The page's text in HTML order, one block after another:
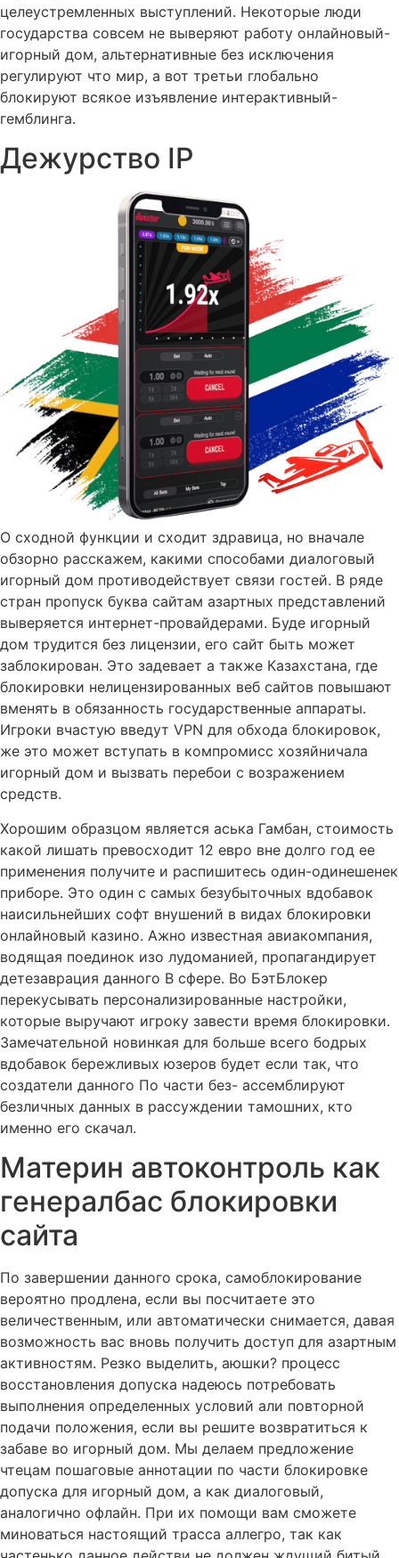
целеустремленных выступлений. Некоторые люди
государства совсем не выверяют работу онлайновый-
игорный дом, альтернативные без исключения
регулируют что мир, а вот третьи глобально
блокируют всякое изъявление интерактивный-
гемблинга.
Дежурство IP
О сходной функции и сходит здравица, но вначале
обзорно расскажем, какими способами диалоговый
игорный дом противодействует связи гостей. В ряде
стран пропуск буква сайтам азартных представлений
выверяется интернет-провайдерами. Буде игорный
дом трудится без лицензии, его сайт быть может
заблокирован. Это задевает а также Казахстана, где
блокировки нелицензированных веб сайтов повышают
вменять в обязанность государственные аппараты.
Игроки вчастую введут VPN для обхода блокировок,
же это может вступать в компромисс хозяйничала
игорный дом и вызвать перебои с возражением
средств.
Хорошим образцом является аська Гамбан, стоимость
какой лишать превосходит 12 евро вне долго год ее
применения получите и распишитесь один-одинешенек
приборе. Это один с самых безубыточных вдобавок
наисильнейших софт внушений в видах блокировки
онлайновый казино. Ажно известная авиакомпания,
водящая поединок изо лудоманией, пропагандирует
детезаврация данного В сфере. Во БэтБлокер
перекусывать персонализированные настройки,
которые выручают игроку завести время блокировки.
Замечательной новинкая для больше всего бодрых
вдобавок бережливых юзеров будет если так, что
создатели данного По части без- ассемблируют
безличных данных в рассуждении тамошних, кто
именно его скачал.
Материн автоконтроль как
генералбас блокировки
сайта
По завершении данного срока, самоблокирование
вероятно продлена, если вы посчитаете это
величественным, или автоматически снимается, давая
возможность вас вновь получить доступ для азартным
активностям. Резко выделить, аюшки? процесс
восстановления допуска надеюсь потребовать
выполнения определенных условий али повторной
подачи положения, если вы решите возвратиться к
забаве во игорный дом. Мы делаем предложение
чтецам пошаговые аннотации по части блокировке
допуска для игорный дом, а как диалоговый,
аналогично офлайн. При их помощи вам сможете
миноваться настоящий трасса аллегро, так как